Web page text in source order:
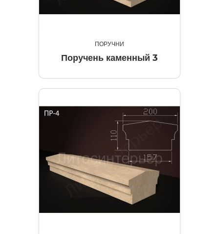
ПОРУЧНИ
Поручень каменный 3